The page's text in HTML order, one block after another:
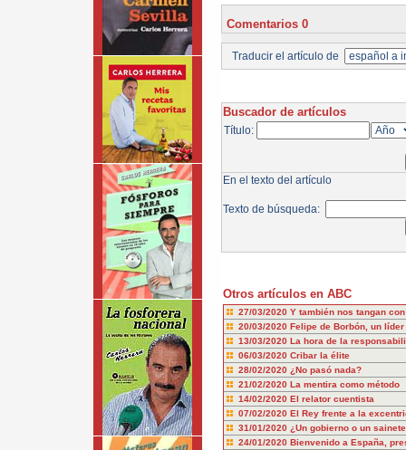
Comentarios 0
Traducir el artículo de
Buscador de artículos
Título:
En el texto del artículo
Texto de búsqueda:
Otros artículos en ABC
27/03/2020 Y también nos tangan
20/03/2020 Felipe de Borbón, un
13/03/2020 La hora de la
06/03/2020 Cribar la élite
28/02/2020 ¿No pasó nada?
21/02/2020 La mentira como método
14/02/2020 El relator cuentista
07/02/2020 El Rey frente a la
31/01/2020 ¿Un gobierno o un
24/01/2020 Bienvenido a España,